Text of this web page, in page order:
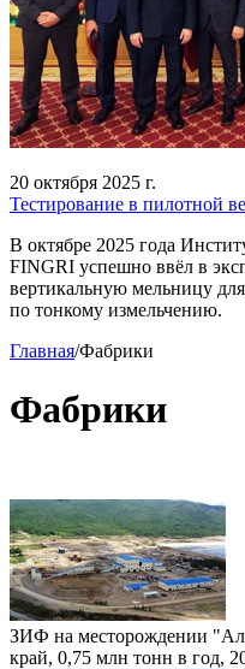
20 октября 2025 г.
Тестирование в пилотной
В октябре 2025 года
FINGRI успешно ввёл в
вертикальную мельницу
по тонкому измельчению.
Главная/Фабрики
Фабрики
ЗИФ на месторождении
край, 0,75 млн тонн в год,